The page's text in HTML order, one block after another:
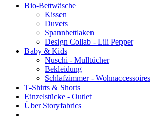
Bio-Bettwäsche
Kissen
Duvets
Spannbettlaken
Design Collab - Lili Pepper
Baby & Kids
Nuschi - Mulltücher
Bekleidung
Schlafzimmer - Wohnaccessoires
T-Shirts & Shorts
Einzelstücke - Outlet
Über Storyfabrics